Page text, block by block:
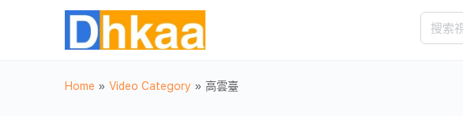
Home » Video Category » 高雲臺